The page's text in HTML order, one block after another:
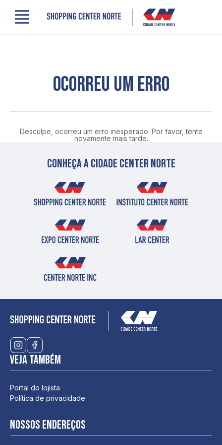
Menu
Comodidades
Clube de Benefícios
Novidades
Quem somos
Localização
OCORREU UM ERRO
Desculpe, ocorreu um erro inesperado. Por favor, tente
novamente mais tarde.
Conheça a cidade center norte
Veja também
Portal do lojista
Política de privacidade
Nossos endereços